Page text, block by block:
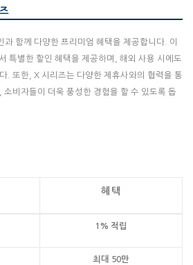
과 함께 다양한 프리미엄 혜택을 제공합니다. 이
특별한 할인 혜택을 제공하며, 해외 사용 시에도
. 또한, X 시리즈는 다양한 제휴사와의 협력을 통
비자들이 더욱 풍성한 경험을 할 수 있도록 돕
혜택
1% 적립
최대 50만